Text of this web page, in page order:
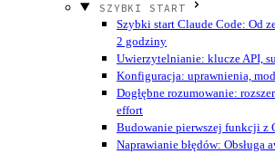
SZYBKI START
Szybki start Claude Code: Od
2 godziny
Uwierzytelnianie: klucze API,
Konfiguracja: uprawnienia,
Dogłębne rozumowanie:
effort
Budowanie pierwszej funkcji z
Naprawianie błędów: Obsługa